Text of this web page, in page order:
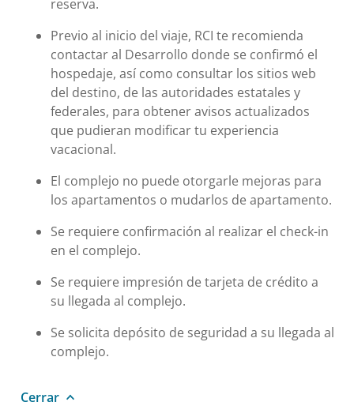
reserva.
Previo al inicio del viaje, RCI te recomienda
contactar al Desarrollo donde se confirmó el
hospedaje, así como consultar los sitios web
del destino, de las autoridades estatales y
federales, para obtener avisos actualizados
que pudieran modificar tu experiencia
vacacional.
El complejo no puede otorgarle mejoras para
los apartamentos o mudarlos de apartamento.
Se requiere confirmación al realizar el check-in
en el complejo.
Se requiere impresión de tarjeta de crédito a
su llegada al complejo.
Se solicita depósito de seguridad a su llegada al
complejo.
Cerrar